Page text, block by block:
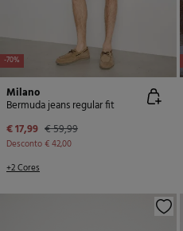
-70%
Milano
Bermuda jeans regular fit
€ 17,99 € 59,99
Desconto€ 42,00
+2 Cores